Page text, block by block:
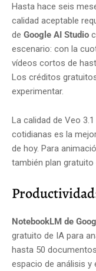
Hasta hace seis
calidad aceptable
de Google AI Studio
escenario: con la
vídeos cortos de
Los créditos
experimentar.
La calidad de Veo
cotidianas es la
de hoy. Para
también plan
NotebookLM de
gratuito de IA para
hasta 50
espacio de análisis y